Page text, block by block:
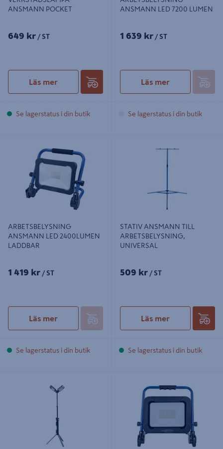
ANSMANN POCKET
649 kr / ST
Läs mer
Se lagerstatus i din butik
ANSMANN LED 7200 LUMEN
1 639 kr / ST
Läs mer
Se lagerstatus i din butik
LED 2400LUMEN LADDBAR
ARBETSBELYSNING
ANSMANN LED 2400LUMEN
LADDBAR
1 419 kr / ST
Läs mer
Se lagerstatus i din butik
ARBETSBELYSNING, UNIVERSAL
STATIV ANSMANN TILL
ARBETSBELYSNING,
UNIVERSAL
509 kr / ST
Läs mer
Se lagerstatus i din butik
STATIV, TWIN 5000
LED 4500 LUMEN, LADDBAR